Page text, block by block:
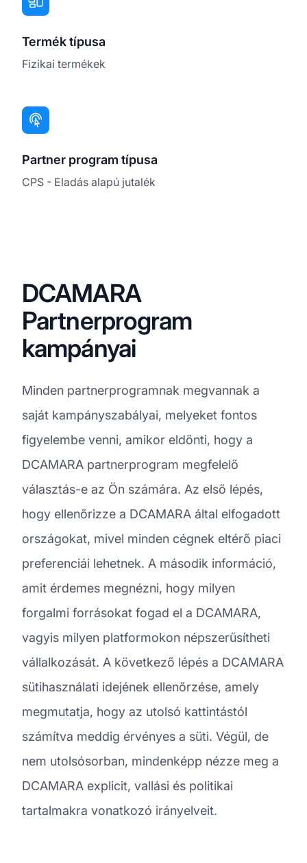
Termék típusa
Fizikai termékek
Partner program típusa
CPS - Eladás alapú jutalék
DCAMARA
Partnerprogram
kampányai
Minden partnerprogramnak megvannak a
saját kampányszabályai, melyeket fontos
figyelembe venni, amikor eldönti, hogy a
DCAMARA partnerprogram megfelelő
választás-e az Ön számára. Az első lépés,
hogy ellenőrizze a DCAMARA által elfogadott
országokat, mivel minden cégnek eltérő piaci
preferenciái lehetnek. A második információ,
amit érdemes megnézni, hogy milyen
forgalmi forrásokat fogad el a DCAMARA,
vagyis milyen platformokon népszerűsítheti
vállalkozását. A következő lépés a DCAMARA
sütihasználati idejének ellenőrzése, amely
megmutatja, hogy az utolsó kattintástól
számítva meddig érvényes a süti. Végül, de
nem utolsósorban, mindenképp nézze meg a
DCAMARA explicit, vallási és politikai
tartalmakra vonatkozó irányelveit.